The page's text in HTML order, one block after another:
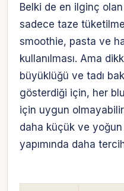
Belki de en ilginç
sadece taze
smoothie, pasta ve
kullanılması. Ama
büyüklüğü ve tadı
gösterdiği için, her
için uygun
daha küçük ve
yapımında daha